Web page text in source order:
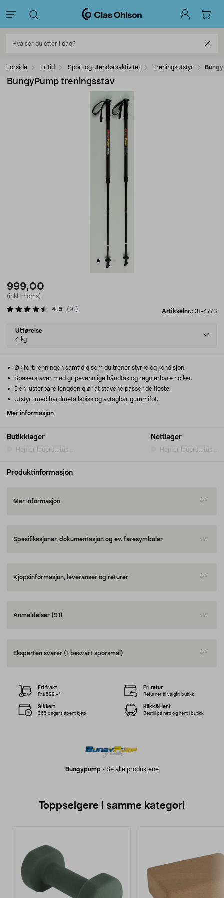
Forside Fritid Sport og utendørsaktivitet Treningsutstyr
BungyPump treningsstav
999,00
(inkl. moms)
Artikkelnr.: 31-4773
4.5 (91 )
Select
variant
Utførelse
4 kg
Butikklager
Henter lagerstatus...
Nettlager
Henter lagerstatus...
Øk forbrenningen samtidig som du trener styrke og kondisjon.
Spaserstaver med gripevennlige håndtak og regulerbare holker.
Den justerbare lengden gjør at stavene passer de fleste.
Utstyrt med hardmetallspiss og avtagbar gummifot.
Mer informasjon
Produktinformasjon
Mer informasjon
Spesifikasjoner, dokumentasjon og ev. faresymboler
Kjøpsinformasjon, leveranser og returer
Anmeldelser (91)
Eksperten svarer (1 besvart spørsmål)
Bungypump - Se alle produktene
Fri frakt
Fra 599,–*
Fri retur
Returner til valgfri butikk
Sikkert
365 dagers åpent kjøp
Klikk&Hent
Bestill på nett og hent i butikk
Toppselgere i samme kategori